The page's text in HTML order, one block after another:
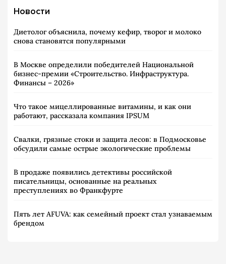
Новости
Диетолог объяснила, почему кефир, творог и молоко
снова становятся популярными
В Москве определили победителей Национальной
бизнес-премии «Строительство. Инфраструктура.
Финансы – 2026»
Что такое мицеллированные витамины, и как они
работают, рассказала компания IPSUM
Свалки, грязные стоки и защита лесов: в Подмосковье
обсудили самые острые экологические проблемы
В продаже появились детективы российской
писательницы, основанные на реальных
преступлениях во Франкфурте
Пять лет AFUVA: как семейный проект стал узнаваемым
брендом